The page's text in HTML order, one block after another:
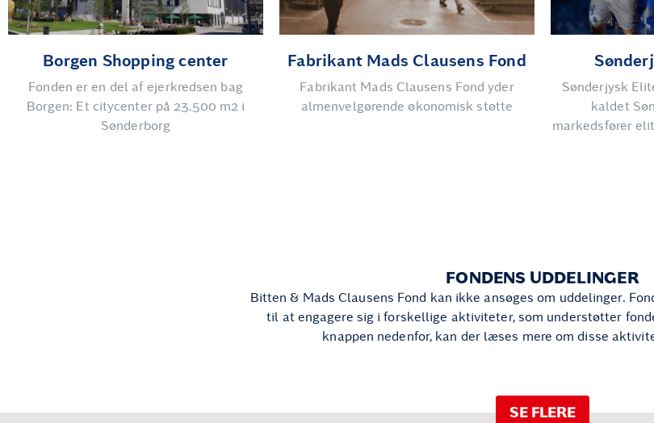
Borgen Shopping center
Fonden er en del af ejerkredsen bag
Borgen: Et citycenter på 23.500 m2 i
Sønderborg
Fabrikant Mads Clausens Fond
Fabrikant Mads Clausens Fond yder
almenvelgørende økonomisk støtte
Sønderjysk
kaldet
markedsfører
FONDENS UDDELINGER
Bitten & Mads Clausens Fond kan ikke ansøges om uddelinger.
til at engagere sig i forskellige aktiviteter, som understøtter
knappen nedenfor, kan der læses mere om disse
SE FLERE